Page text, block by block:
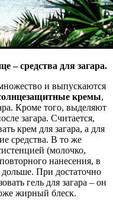
– средства для загара.
и выпускаются
кремы,
Кроме того, выделяют
загара. Считается,
крем для загара, а для
средства. В то же
(молочко,
нанесения, в
При достаточно
гель для загара – он
жирный блеск.